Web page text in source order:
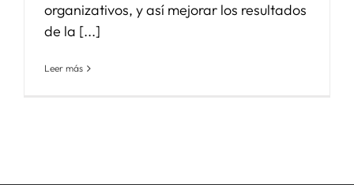
organizativos, y así mejorar los resultados
de la [...]
Leer más